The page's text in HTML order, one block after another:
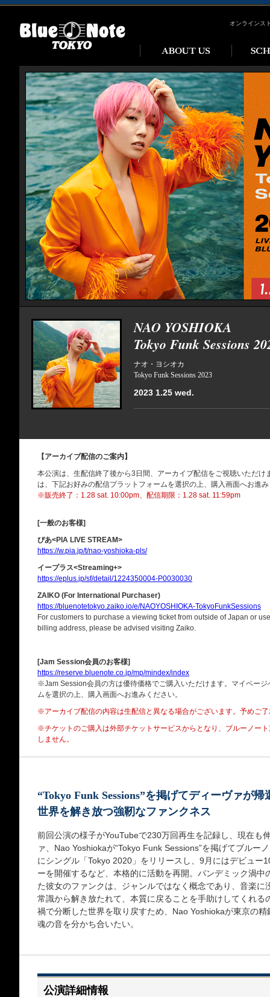
オンラインス
NAO YOSHIOKA
Tokyo Funk Sessions
ナオ・ヨシオカ
Tokyo Funk Sessions 2023
2023 1.25 wed.
【アーカイブ配信のご案内】
本公演は、生配信終了後から3日間、アーカイブ配信をご視聴いただ
は、下記お好みの配信プラットフォームを選択の上、購入画面へお進
※販売終了：1.28 sat. 10:00pm、配信期限：1.28 sat. 11:59pm
[一般のお客様]
ぴあ<PIA LIVE STREAM>
https://w.pia.jp/t/nao-yoshioka-pls/
イープラス<Streaming+>
https://eplus.jp/sf/detail/1224350004-P0030030
ZAIKO (For International Purchaser)
https://bluenotetokyo.zaiko.io/e/NAOYOSHIOKA-TokyoFunkSessions
For customers to purchase a viewing ticket from outside of Japan or
billing address, please be advised visiting Zaiko.
[Jam Session会員のお客様]
https://reserve.bluenote.co.jp/mp/mindex/index
※Jam Session会員の方は優待価格でご購入いただけます。マイペー
ムを選択の上、購入画面へお進みください。
※アーカイブ配信の内容は生配信と異なる場合がございます。予めご
※チケットのご購入は外部チケットサービスからとなり、 ブルーノー
しません。
“Tokyo Funk Sessions”を掲げてディーヴァが帰
世界を解き放つ強靭なファンクネス
前回公演の様子がYouTubeで230万回再生を記録し、現在も
ァ、Nao Yoshiokaが“Tokyo Funk Sessions”を掲げてブルー
にシングル「Tokyo 2020」をリリースし、9月にはデビュー
ーを開催するなど、本格的に活動を再開。パンデミック渦
た彼女のファンクは、ジャンルではなく概念であり、音楽
常識から解き放たれて、本質に戻ることを手助けしてくれ
禍で分断した世界を取り戻すため、Nao Yoshiokaが東京の
魂の音を分かち合いたい。
公演詳細情報